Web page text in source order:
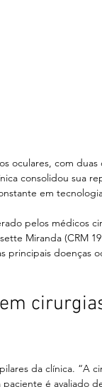
oculares, com duas
consolidou sua
em
pelos médicos
Miranda (CRM
principais doenças
da clínica. “A
é avaliado